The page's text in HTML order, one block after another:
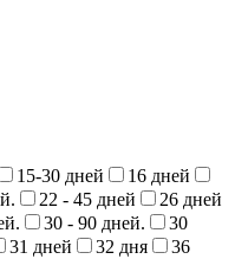
15-30 дней
16 дней
22 - 45 дней
26 дней
30 - 90 дней.
30
31 дней 32 дня
36